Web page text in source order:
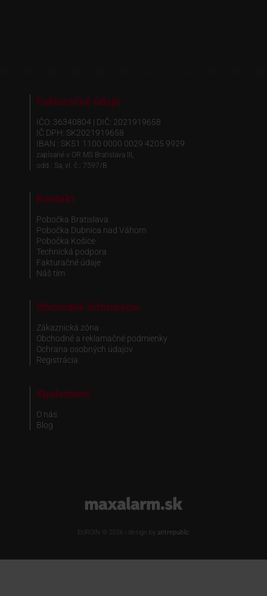
Fakturačné údaje
IČO: 36340804 | DIČ: 2021919658
IČ DPH: SK2021919658
IBAN : SK51 1100 0000 0029 4205 9929
zapísané v OR MS Bratislava III,
odd.: Sa, vl. č.: 7597/B
Kontakt
Pobočka Bratislava
Pobočka Dubnica nad Váhom
Pobočka Košice
Technická podpora
Fakturačné údaje
Náš tím
Obchodné informácie
Zákaznická zóna
Obchodné a reklamačné podmienky
Ochrana osobných údajov
Registrácia
Spoločnosť
O nás
Blog
www.maxalarm.sk
EUROIN © 2026 | design by antrepublic